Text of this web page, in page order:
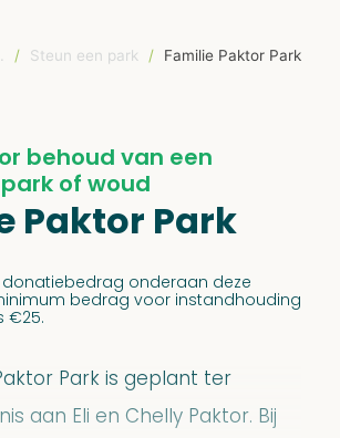
/ Steun een park / Familie Paktor Park
behoud van een
of woud
Paktor Park
donatiebedrag onderaan deze
bedrag voor instandhouding
€25.
Park is geplant ter
aan Eli en Chelly Paktor. Bij